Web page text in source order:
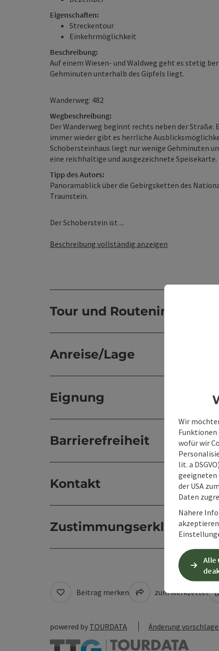
Eigenschaften:
Streckentour
Einkehrmöglichkeit
Beschreibung:
Auf einem Wiesen- und Waldweg geht es stetig
Gehminuten unterhalb des Gipfels liegt.
Wanderweg: 482
Wegbeschreibung:
Der Wanderweg beginnt rechts neben der
immer wieder gibt es herrliche
Schobersteinhaus liegt nur wenige Gehminuten
eine reichhaltige und ausgezeichnete Speisekarte.
Tipp des Autors:
Panoramablick über die Gebirgsketten des
Traunstein.
Der Schoberstein ist ...
Beschreibung vollständig anzeigen
Tour und
Anreise/Lage
Eignung
Barrierefreiheit
Kontakt
Zustimmungserklärung
Beitrag merken zum Merkzettel
powered by TOURDATA Änderung
Wir
Funktionen
wofür wir
lit. a
geeigneten
der USA
Daten
Nähere
akzeptieren
Alle